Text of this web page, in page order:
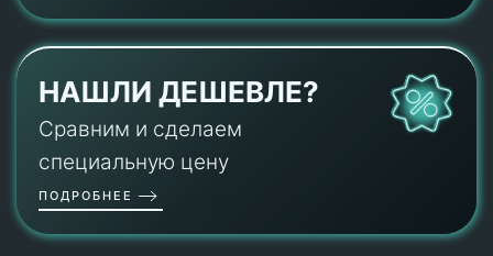
НАШЛИ ДЕШЕВЛЕ?
Сравним и сделаем
специальную цену
ПОДРОБНЕЕ